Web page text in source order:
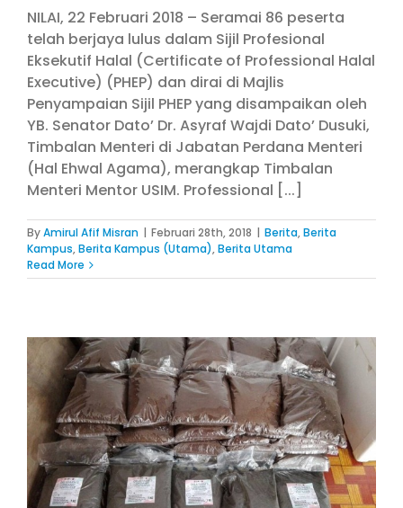
NILAI, 22 Februari 2018 – Seramai 86 peserta
telah berjaya lulus dalam Sijil Profesional
Eksekutif Halal (Certificate of Professional Halal
Executive) (PHEP) dan dirai di Majlis
Penyampaian Sijil PHEP yang disampaikan oleh
YB. Senator Dato’ Dr. Asyraf Wajdi Dato’ Dusuki,
Timbalan Menteri di Jabatan Perdana Menteri
(Hal Ehwal Agama), merangkap Timbalan
Menteri Mentor USIM. Professional [...]
ByAmirul Afif Misran | Februari 28th, 2018 | Berita,Berita
Kampus,Berita Kampus (Utama),Berita Utama
Read More